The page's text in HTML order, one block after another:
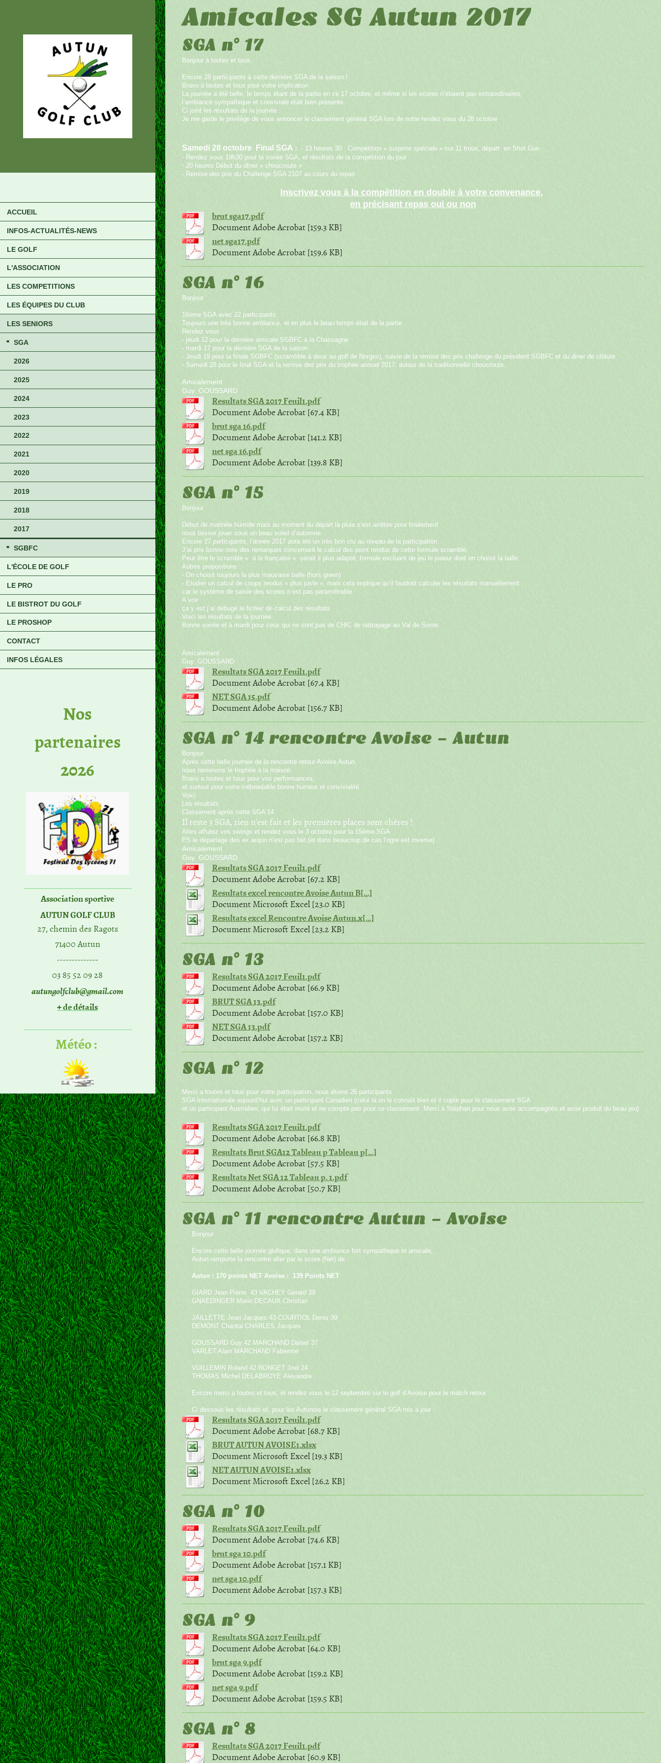
ACCUEIL
INFOS-ACTUALITÉS-NEWS
LE GOLF
L'ASSOCIATION
LES COMPETITIONS
LES ÉQUIPES DU CLUB
LES SENIORS
SGA
2026
2025
2024
2023
2022
2021
2020
2019
2018
2017
SGBFC
L'ÉCOLE DE GOLF
LE PRO
LE BISTROT DU GOLF
LE PROSHOP
CONTACT
INFOS LÉGALES
No​s
partenaires
2026
Association sportive
AUTUN GOLF CLUB
27, chemin des Ragots
71400 Autun
--------------
03 85 52 09 28
autungolfclub@gmail.com
+ de détails
Météo :
Amicales SG Autun 2017
SGA n° 17
Bonjour à toutes et tous,
Encore 28 participants à cette dernière SGA de la saison !
Bravo à toutes et tous pour votre implication
La journée a été belle, le temps étant de la partie en ce 17 octobre, et même si les scores n’étaient pas extraordinaires,
l’ambiance sympathique et conviviale était bien présente.
Ci joint les résultats de la journée :
Je me garde le privilège de vous annoncer le classement général SGA lors de notre rendez vous du 28 octobre
Samedi 28 octobre Final SGA : - 13 heures 30 : Compétition « surprise spéciale» sur 11 trous, départ en Shot Gun
- Rendez vous 19h30 pour la soirée SGA, et résultats de la compétition du jour
- 20 heures Début du dîner « choucroute »
- Remise des prix du Challenge SGA 2107 au cours du repas
Inscrivez vous à la compétition en double à votre convenance,
en précisant repas oui ou non
brut sga17.pdf
Document Adobe Acrobat [159.3 KB]
net sga17.pdf
Document Adobe Acrobat [159.6 KB]
SGA n° 16
Bonjour
16ème SGA avec 22 participants
Toujours une très bonne ambiance, et en plus le beau temps était de la partie
Rendez vous :
- jeudi 12 pour la dernière amicale SGBFC à la Chassagne
- mardi 17 pour la dernière SGA de la saison
- Jeudi 19 pour la finale SGBFC (scrambble à deux au golf de Norges), suivie de la remise des prix challenge du président SGBFC et du diner de clôture
- Samedi 28 pour le final SGA et la remise des prix du trophée annuel 2017, autour de la traditionnelle choucroute.
Amicalement
Guy GOUSSARD
Resultats SGA 2017 Feuil1.pdf
Document Adobe Acrobat [67.4 KB]
brut sga 16.pdf
Document Adobe Acrobat [141.2 KB]
net sga 16.pdf
Document Adobe Acrobat [139.8 KB]
SGA n° 15
Bonjour
Début de matinée humide mais au moment du départ la pluie s’est arrêtée pour finalement
nous laisser jouer sous un beau soleil d’automne.
Encore 27 participants, l’année 2017 aura été un très bon cru au niveau de la participation.
J’ai pris bonne note des remarques concernant le calcul des point rendus de cette formule scramble.
Peut être le scramble « à la française» serait il plus adapté, formule excluant de jeu le joueur dont on choisit la balle.
Autres propositions :
- On choisit toujours la plus mauvaise balle (hors green)
- Etudier un calcul de coups rendus « plus juste », mais cela implique qu’il faudrait calculer les résultats manuellement
car le système de saisie des scores n’est pas paramétrable.
A voir
ça y est j’ai débugé le fichier de calcul des résultats
Voici les résultats de la journée
Bonne soirée et à mardi pour ceux qui ne sont pas de CHIC de rattrapage au Val de Sorne
Amicalement
Guy GOUSSARD
Resultats SGA 2017 Feuil1.pdf
Document Adobe Acrobat [67.4 KB]
NET SGA 15.pdf
Document Adobe Acrobat [156.7 KB]
SGA n° 14 rencontre Avoise - Autun
Bonjour
Après cette belle journée de la rencontre retour Avoise Autun,
nous ramenons le trophée à la maison.
Bravo a toutes et tous pour vos performances,
et surtout pour votre inébranlable bonne humeur et convivialité.
Voici
Les résultats
Classement après cette SGA 14
Il reste 3 SGA, rien n’est fait et les premières places sont chères !
Alors affutez vos swings et rendez vous le 3 octobre pour la 15ème SGA
PS le départage des ex æquo n’est pas fait,(et dans beaucoup de cas l’ogre est inverse)
Amicalement
Guy GOUSSARD
Resultats SGA 2017 Feuil1.pdf
Document Adobe Acrobat [67.2 KB]
Resultats excel rencontre Avoise Autun B[...]
Document Microsoft Excel [23.0 KB]
Resultats excel Rencontre Avoise Autun.x[...]
Document Microsoft Excel [23.2 KB]
SGA n° 13
Resultats SGA 2017 Feuil1.pdf
Document Adobe Acrobat [66.9 KB]
BRUT SGA 13.pdf
Document Adobe Acrobat [157.0 KB]
NET SGA 13.pdf
Document Adobe Acrobat [157.2 KB]
SGA n° 12
Merci a toutes et tous pour votre participation, nous étions 26 participants
SGA internationale aujourd’hui avec un participant Canadien (celui la on le connaît bien et il copte pour le classement SGA
et un participant Australien, qui lui était invité et ne compte pas pour ce classement. Merci à Stéphan pour nous avoir accompagnés et avoir produit du beau jeu)
Resultats SGA 2017 Feuil1.pdf
Document Adobe Acrobat [66.8 KB]
Resultats Brut SGA12 Tableau p Tableau p[...]
Document Adobe Acrobat [57.5 KB]
Resultats Net SGA 12 Tableau p. 1.pdf
Document Adobe Acrobat [50.7 KB]
SGA n° 11 rencontre Autun - Avoise
Bonjour
Encore cette belle journée glofique, dans une ambiance fort sympathique et amicale,
Autun remporte la rencontre aller par le score (Net) de :
Autun : 170 points NET Avoise : 139 Points NET
GIARD Jean Pierre 43 VACHEY Gerard 39
GNAEDINGER Mario DECAUX Christian
JAILLETTE Jean Jacques 43 COURTIOL Denis 39
DEMONT Chantal CHARLES Jacques
GOUSSARD Guy 42 MARCHAND Daniel 37
VARLET Alain MARCHAND Fabienne
VUILLEMIN Roland 42 RONGET Joel 24
THOMAS Michel DELABROYE Alexandre
Encore merci a toutes et tous, et rendez vous le 12 septembre sur le golf d’Avoise pour le match retour.
Ci dessous les résultats et, pour les Autunois le classement général SGA mis a jour :
Resultats SGA 2017 Feuil1.pdf
Document Adobe Acrobat [68.7 KB]
BRUT AUTUN AVOISE1.xlsx
Document Microsoft Excel [19.3 KB]
NET AUTUN AVOISE1.xlsx
Document Microsoft Excel [26.2 KB]
SGA n° 10
Resultats SGA 2017 Feuil1.pdf
Document Adobe Acrobat [74.6 KB]
brut sga 10.pdf
Document Adobe Acrobat [157.1 KB]
net sga 10.pdf
Document Adobe Acrobat [157.3 KB]
SGA n° 9
Resultats SGA 2017 Feuil1.pdf
Document Adobe Acrobat [64.0 KB]
brut sga 9.pdf
Document Adobe Acrobat [159.2 KB]
net sga 9.pdf
Document Adobe Acrobat [159.5 KB]
SGA n° 8
Resultats SGA 2017 Feuil1.pdf
Document Adobe Acrobat [60.9 KB]